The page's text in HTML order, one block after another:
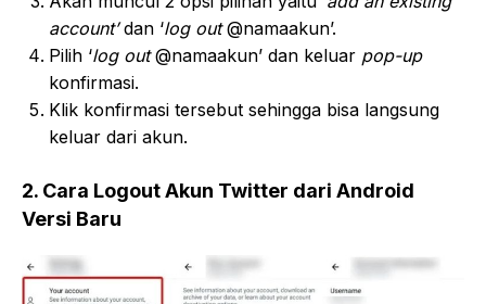
account’dan ‘log out@namaakun’.
Pilih ‘log out@namaakun’ dan keluar pop-up
konfirmasi.
Klik konfirmasi tersebut sehingga bisa langsung
keluar dari akun.
2. Cara Logout Akun Twitter dari Android
Versi Baru